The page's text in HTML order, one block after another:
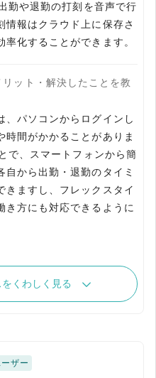
勤や退勤の打刻を音声で行
情報はクラウド上に保存さ
化することができます。
ット・解決したことを教
、パソコンからログインし
時間がかかることがありま
で、スマートフォンから簡
から出勤・退勤のタイミ
きますし、フレックスタイ
き方にも対応できるように
くわしく見る
ザー